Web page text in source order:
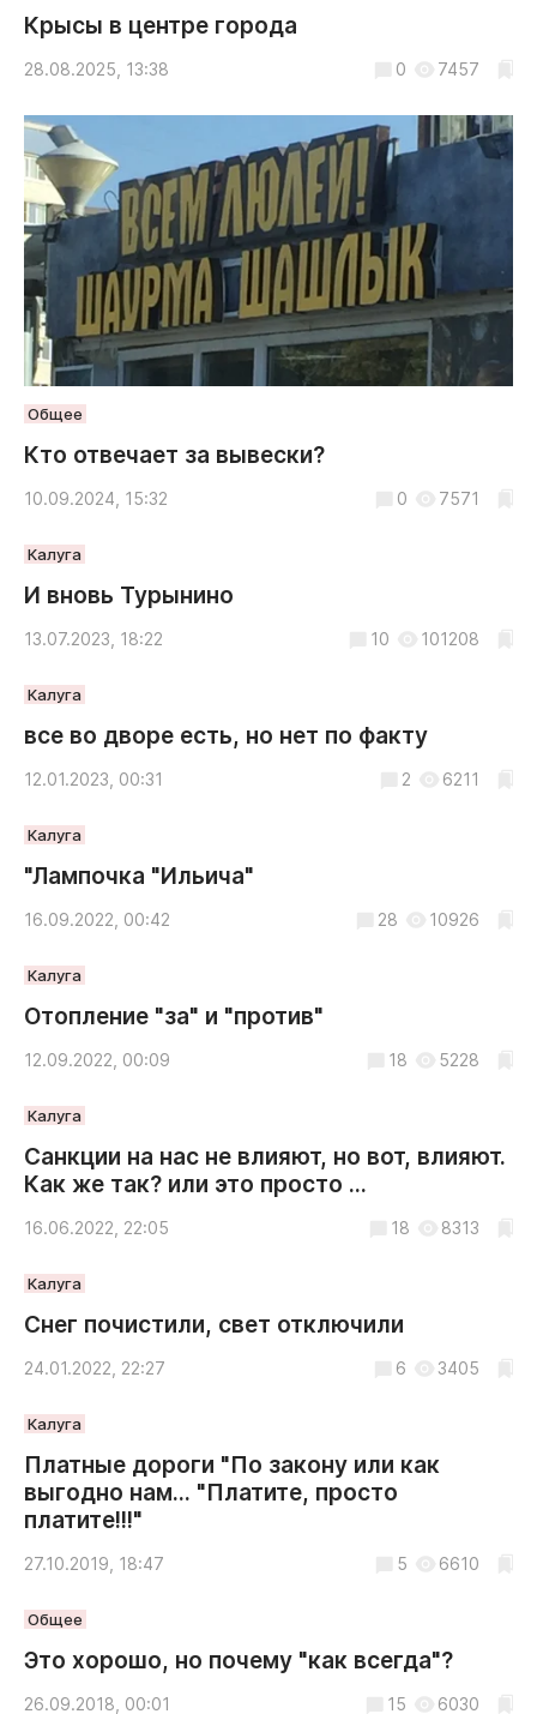
Крысы в центре города
28.08.2025, 13:38 0 7457
Общее
Кто отвечает за вывески?
10.09.2024, 15:32 0 7571
Калуга
И вновь Турынино
13.07.2023, 18:22 10 101208
Калуга
все во дворе есть, но нет по факту
12.01.2023, 00:31 2 6211
Калуга
"Лампочка "Ильича"
16.09.2022, 00:42 28 10926
Калуга
Отопление "за" и "против"
12.09.2022, 00:09 18 5228
Калуга
Санкции на нас не влияют, но вот, влияют.
Как же так? или это просто ...
16.06.2022, 22:05 18 8313
Калуга
Снег почистили, свет отключили
24.01.2022, 22:27 6 3405
Калуга
Платные дороги "По закону или как
выгодно нам... "Платите, просто
платите!!!"
27.10.2019, 18:47 5 6610
Общее
Это хорошо, но почему "как всегда"?
26.09.2018, 00:01 15 6030